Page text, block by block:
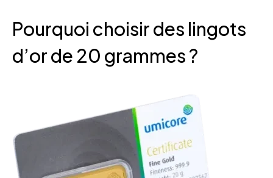
Pourquoi choisir des lingots
d’or de 20 grammes ?